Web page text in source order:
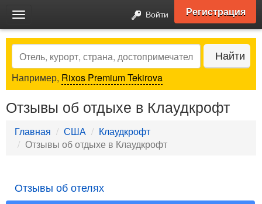
Toggle
navigation
Войти Регистрация
Search Найти
Например, Rixos Premium Tekirova
Отзывы об отдыхе в Клаудкрофт
Главная США
Клаудкрофт
Отзывы об отдыхе в Клаудкрофт
Отзывы об отелях